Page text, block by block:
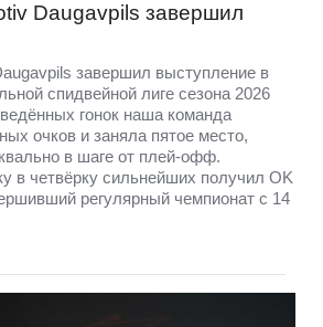
Daugavpils завершил
завершил выступление в
спидвейной лиге сезона 2026
гонок наша команда
очков и заняла пятое место,
в шаге от плей-офф.
в четвёрку сильнейших получил OK
регулярный чемпионат с 14